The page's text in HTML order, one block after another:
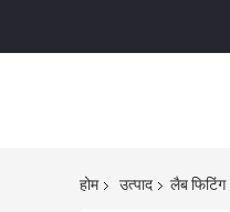
होम उत्पाद लैब फिटिंग